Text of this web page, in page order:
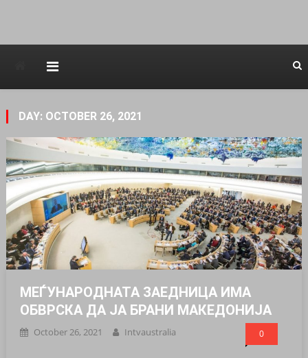
DAY: OCTOBER 26, 2021
МЕЃУНАРОДНАТА ЗАЕДНИЦА ИМА
ОБВРСКА ДА ЈА БРАНИ МАКЕДОНИЈА
October 26, 2021 Intvaustralia 0